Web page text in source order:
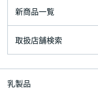
新商品一覧
取扱店舗検索
乳製品